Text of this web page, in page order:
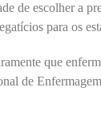
de escolher a
para os
que
de